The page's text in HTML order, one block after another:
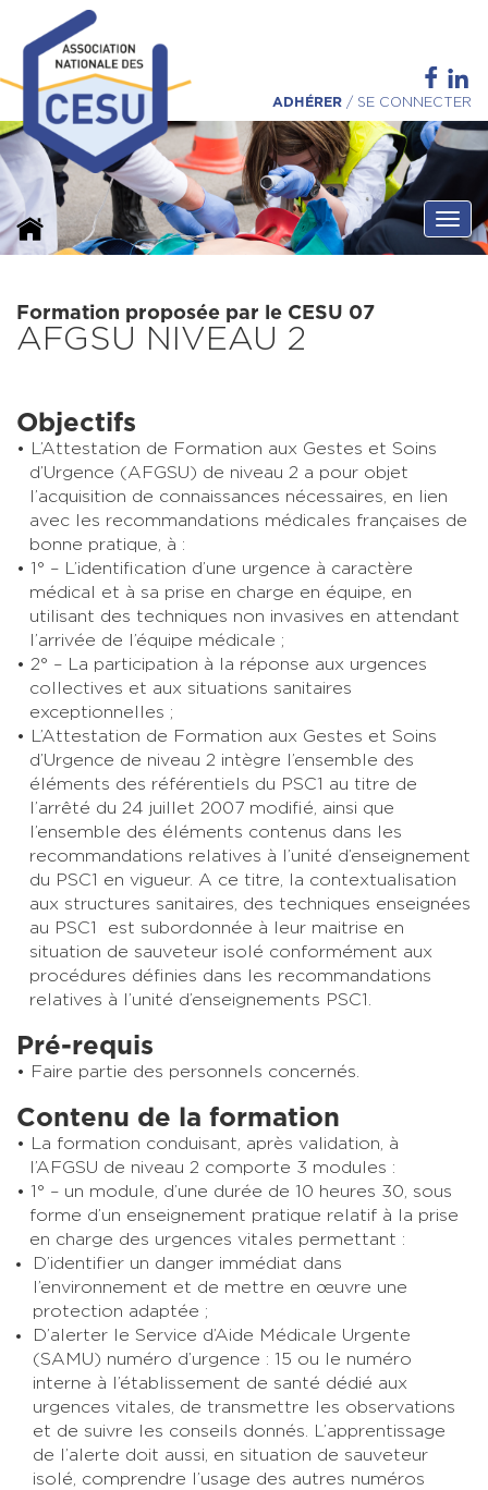
ADHÉRER / SE CONNECTER
Formation proposée par le CESU 07
AFGSU NIVEAU 2
Objectifs
L’Attestation de Formation aux Gestes et Soins
d’Urgence (AFGSU) de niveau 2 a pour objet
l’acquisition de connaissances nécessaires, en lien
avec les recommandations médicales françaises de
bonne pratique, à :
1° – L’identification d’une urgence à caractère
médical et à sa prise en charge en équipe, en
utilisant des techniques non invasives en attendant
l’arrivée de l’équipe médicale ;
2° – La participation à la réponse aux urgences
collectives et aux situations sanitaires
exceptionnelles ;
L’Attestation de Formation aux Gestes et Soins
d’Urgence de niveau 2 intègre l’ensemble des
éléments des référentiels du PSC1 au titre de
l’arrêté du 24 juillet 2007 modifié, ainsi que
l’ensemble des éléments contenus dans les
recommandations relatives à l’unité d’enseignement
du PSC1 en vigueur. A ce titre, la contextualisation
aux structures sanitaires, des techniques enseignées
au PSC1 est subordonnée à leur maitrise en
situation de sauveteur isolé conformément aux
procédures définies dans les recommandations
relatives à l’unité d’enseignements PSC1.
Pré-requis
Faire partie des personnels concernés.
Contenu de la formation
La formation conduisant, après validation, à
l’AFGSU de niveau 2 comporte 3 modules :
1° – un module, d’une durée de 10 heures 30, sous
forme d’un enseignement pratique relatif à la prise
en charge des urgences vitales permettant :
D’identifier un danger immédiat dans
l’environnement et de mettre en œuvre une
protection adaptée ;
D’alerter le Service d’Aide Médicale Urgente
(SAMU) numéro d’urgence : 15 ou le numéro
interne à l’établissement de santé dédié aux
urgences vitales, de transmettre les observations
et de suivre les conseils donnés. L’apprentissage
de l’alerte doit aussi, en situation de sauveteur
isolé, comprendre l’usage des autres numéros